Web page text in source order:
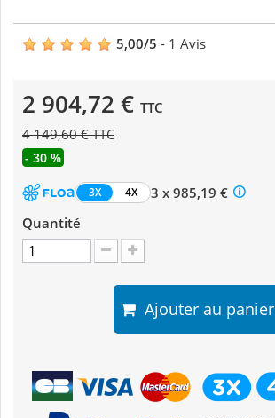
5,00/5 - 1 Avis
2 904,72 € TTC
4 149,60 € TTC
- 30 %
3X 4X
3 x 985,19 €
Quantité
Ajouter au panier